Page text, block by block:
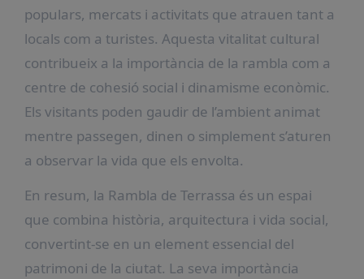
populars, mercats i activitats que atrauen tant a
locals com a turistes. Aquesta vitalitat cultural
contribueix a la importància de la rambla com a
centre de cohesió social i dinamisme econòmic.
Els visitants poden gaudir de l’ambient animat
mentre passegen, dinen o simplement s’aturen
a observar la vida que els envolta.
En resum, la Rambla de Terrassa és un espai
que combina història, arquitectura i vida social,
convertint-se en un element essencial del
patrimoni de la ciutat. La seva importància